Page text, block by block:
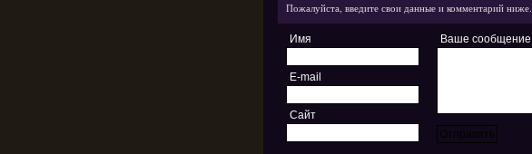
Пожалуйста, введите свои данные и комментарий ниже.
Имя
E-mail
Сайт
Ваше сообщение